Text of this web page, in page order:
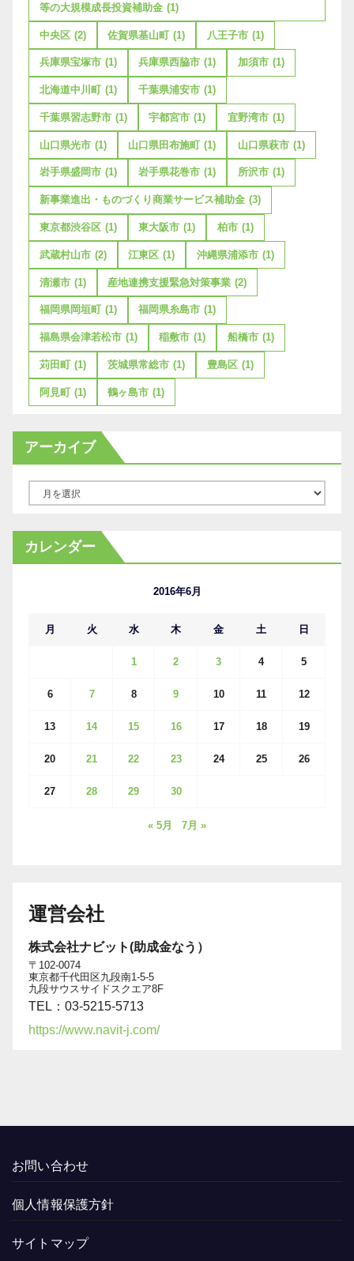
等の大規模成長投資補助金 (1)
中央区 (2) 佐賀県基山町 (1) 八王子市 (1)
兵庫県宝塚市 (1) 兵庫県西脇市 (1) 加須市 (1)
北海道中川町 (1) 千葉県浦安市 (1)
千葉県習志野市 (1) 宇都宮市 (1) 宜野湾市 (1)
山口県光市 (1) 山口県田布施町 (1) 山口県萩市 (1)
岩手県盛岡市 (1) 岩手県花巻市 (1) 所沢市 (1)
新事業進出・ものづくり商業サービス補助金 (3)
東京都渋谷区 (1) 東大阪市 (1) 柏市 (1)
武蔵村山市 (2) 江東区 (1) 沖縄県浦添市 (1)
清瀬市 (1) 産地連携支援緊急対策事業 (2)
福岡県岡垣町 (1) 福岡県糸島市 (1)
福島県会津若松市 (1) 稲敷市 (1) 船橋市 (1)
苅田町 (1) 茨城県常総市 (1) 豊島区 (1)
阿見町 (1) 鶴ヶ島市 (1)
アーカイブ
カ
イ
カレンダー
2016年6月
月 火 水 木 金 土 日
1 2 3 4 5
6 7 8 9 10 11 12
13 14 15 16 17 18 19
20 21 22 23 24 25 26
27 28 29 30
« 5月 7月 »
運営会社
株式会社ナビット(助成金なう）
〒102-0074
東京都千代田区九段南1-5-5
九段サウスサイドスクエア8F
TEL：03-5215-5713
https://www.navit-j.com/
お問い合わせ
個人情報保護方針
サイトマップ